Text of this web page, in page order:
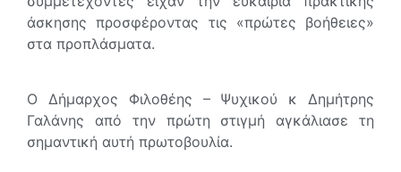
άσκησης προσφέροντας τις «πρώτες βοήθειες»
στα προπλάσματα.
Ο Δήμαρχος Φιλοθέης – Ψυχικού κ Δημήτρης
Γαλάνης από την πρώτη στιγμή αγκάλιασε τη
σημαντική αυτή πρωτοβουλία.